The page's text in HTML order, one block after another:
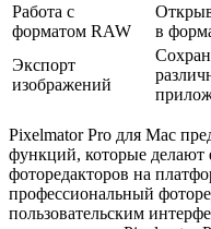
Работа с
форматом RAW
в
Экспорт
изображений
Pixelmator Pro для Mac
функций, которые
фоторедакторов на
профессиональный
пользовательским